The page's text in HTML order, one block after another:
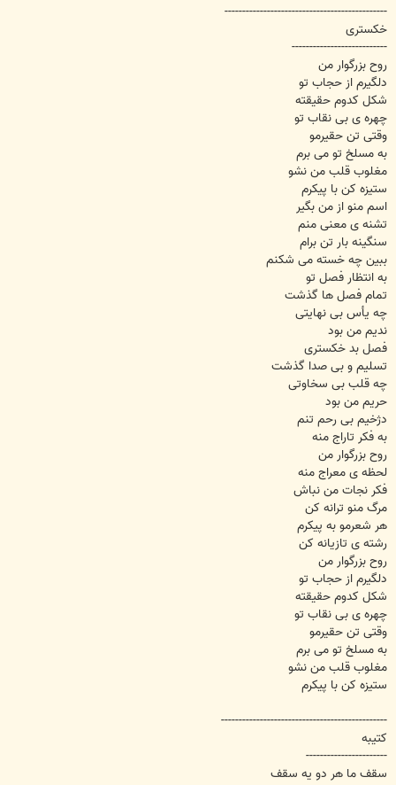
----------------------------------------------
خکستری
---------------------------
روح بزرگوار من
دلگیرم از حجاب تو
شکل کدوم حقیقته
چهره ی بی نقاب تو
وقتی تن حقیرمو
به مسلخ تو می برم
مغلوب قلب من نشو
ستیزه کن با پیکرم
اسم منو از من بگیر
تشنه ی معنی منم
سنگینه بار تن برام
ببین چه خسته می شکنم
به انتظار فصل تو
تمام فصل ها گذشت
چه یأس بی نهایتی
ندیم من بود
فصل بد خکستری
تسلیم و بی صدا گذشت
چه قلب بی سخاوتی
حریم من بود
دژخیم بی رحم تنم
به فکر تاراج منه
روح بزرگوار من
لحظه ی معراج منه
فکر نجات من نباش
مرگ منو ترانه کن
هر شعرمو به پیکرم
رشته ی تازیانه کن
روح بزرگوار من
دلگیرم از حجاب تو
شکل کدوم حقیقته
چهره ی بی نقاب تو
وقتی تن حقیرمو
به مسلخ تو می برم
مغلوب قلب من نشو
ستیزه کن با پیکرم
-----------------------------------------------
کتیبه
-----------------------
سقف ما هر دو یه سقف